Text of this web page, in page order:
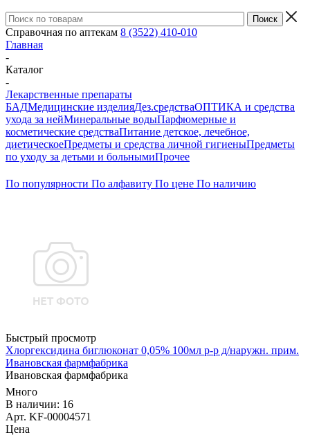
Справочная по аптекам 8 (3522) 410-010
Главная
-
Каталог
-
Лекарственные препараты
БАДМедицинские изделияДез.средстваОПТИКА и средства
ухода за нейМинеральные водыПарфюмерные и
косметические средстваПитание детское, лечебное,
диетическоеПредметы и средства личной гигиеныПредметы
по уходу за детьми и больнымиПрочее
По популярности По алфавиту По цене По наличию
Быстрый просмотр
Хлоргексидина биглюконат 0,05% 100мл р-р д/наружн. прим.
Ивановская фармфабрика
Ивановская фармфабрика
Много
В наличии: 16
Арт. KF-00004571
Цена